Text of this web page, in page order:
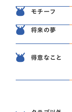
モチーフ
将来の夢
得意なこと